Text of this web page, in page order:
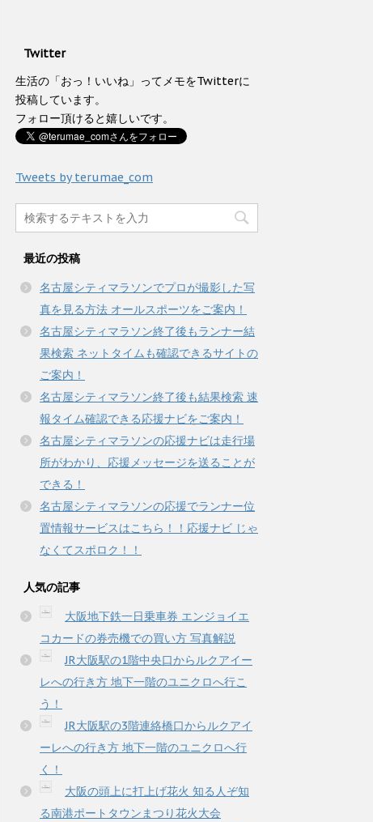
) ィ
ウ
で
開
き
)
t
e
共
有
(
い
ウ
ン
ド
ウ
で
)
有
す
に
は
ク
リ
し
て
だ
(
ィ
ド
で
き
ま
Twitter
生活の「おっ！いいね」ってメモをTwitterに
投稿しています。
フォロー頂けると嬉しいです。
Tweets by terumae_com
最近の投稿
名古屋シティマラソンでプロが撮影した写
真を見る方法 オールスポーツをご案内！
名古屋シティマラソン終了後もランナー結
果検索 ネットタイムも確認できるサイトの
ご案内！
名古屋シティマラソン終了後も結果検索 速
報タイム確認できる応援ナビをご案内！
名古屋シティマラソンの応援ナビは走行場
所がわかり、応援メッセージを送ることが
できる！
名古屋シティマラソンの応援でランナー位
置情報サービスはこちら！！応援ナビ じゃ
なくてスポロク！！
人気の記事
大阪地下鉄一日乗車券 エンジョイエ
コカードの券売機での買い方 写真解説
JR大阪駅の1階中央口からルクアイー
レへの行き方 地下一階のユニクロへ行こ
う！
JR大阪駅の3階連絡橋口からルクアイ
ーレへの行き方 地下一階のユニクロへ行
く！
大阪の頭上に打上げ花火 知る人ぞ知
る南港ポートタウンまつり花火大会